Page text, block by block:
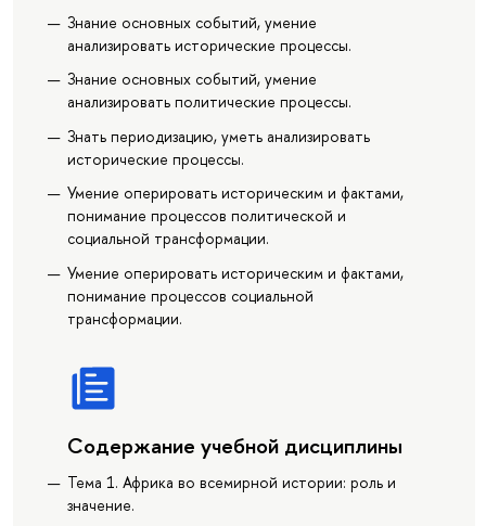
Знание основных событий, умение
анализировать исторические процессы.
Знание основных событий, умение
анализировать политические процессы.
Знать периодизацию, уметь анализировать
исторические процессы.
Умение оперировать историческим и фактами,
понимание процессов политической и
социальной трансформации.
Умение оперировать историческим и фактами,
понимание процессов социальной
трансформации.
Содержание учебной дисциплины
Тема 1. Африка во всемирной истории: роль и
значение.